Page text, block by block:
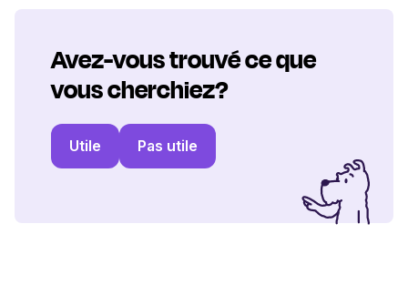
Avez-vous trouvé ce que
vous cherchiez?
Utile Pas utile